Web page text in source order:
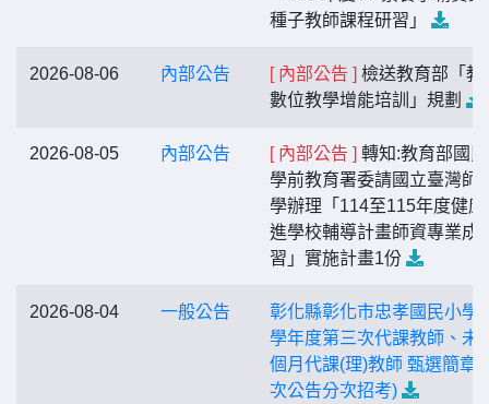
種子教師課程研習」
2026-08-06 內部公告 [ 內部公告 ] 檢送教育部「教
數位教學增能培訓」規劃
2026-08-05 內部公告 [ 內部公告 ] 轉知:教育部國
學前教育署委請國立臺灣師
學辦理「114至115年度健康
進學校輔導計畫師資專業成
習」實施計畫1份
2026-08-04 一般公告
彰化縣彰化市忠孝國民小學
學年度第三次代課教師、未
個月代課(理)教師 甄選簡章(
次公告分次招考)